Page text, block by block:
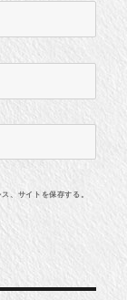
、サイトを保存する。